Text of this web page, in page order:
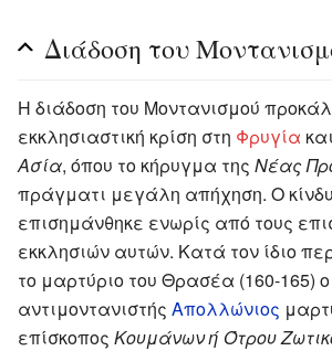
Διάδοση του
Η διάδοση του Μοντανισμού
εκκλησιαστική κρίση στη Φρυγία
Ασία, όπου το κήρυγμα της Νέας
πράγματι μεγάλη απήχηση. Ο
επισημάνθηκε ενωρίς από τους
εκκλησιών αυτών. Κατά τον ίδιο
το μαρτύριο του Θρασέα (160-165) ο
αντιμοντανιστής Απολλώνιος
επίσκοπος Κουμάνων ή Ότρου